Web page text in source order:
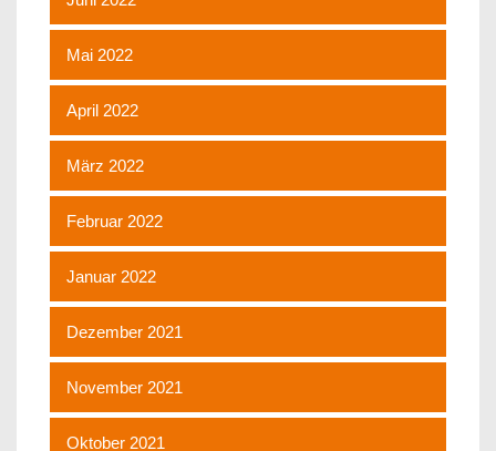
Mai 2022
April 2022
März 2022
Februar 2022
Januar 2022
Dezember 2021
November 2021
Oktober 2021